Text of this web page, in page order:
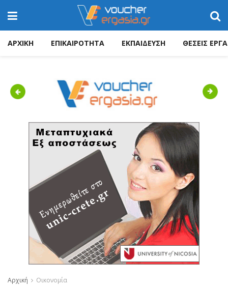
ΑΡΧΙΚΗ ΕΠΙΚΑΙΡΟΤΗΤΑ ΕΚΠΑΙΔΕΥΣΗ ΘΕΣΕΙΣ
Previous Next
Αρχική Οικονομία